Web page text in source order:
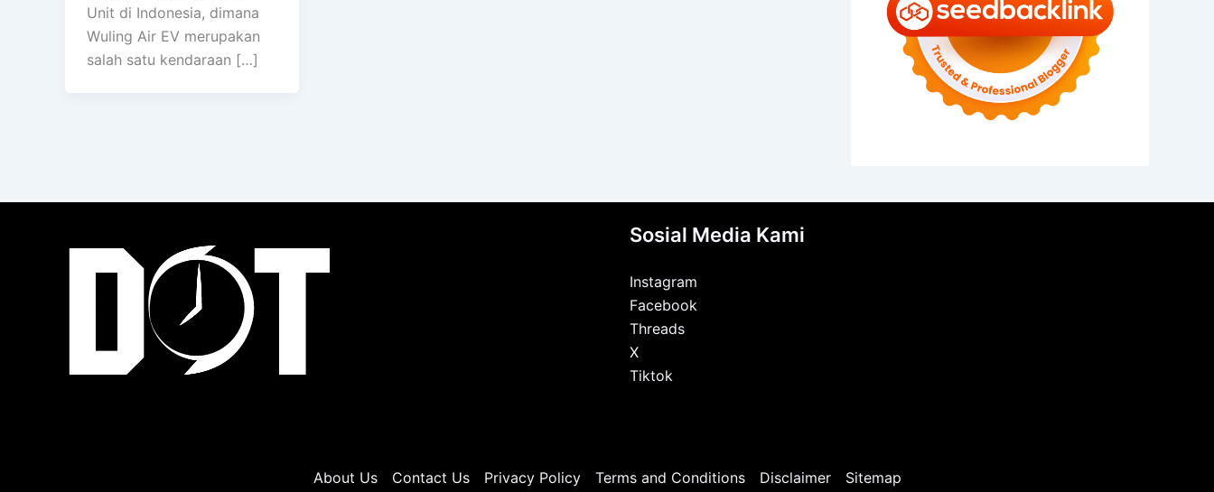
Unit di Indonesia, dimana
Wuling Air EV merupakan
salah satu kendaraan […]
Sosial Media Kami
Instagram
Facebook
Threads
X
Tiktok
About Us Contact Us Privacy Policy Terms and Conditions Disclaimer Sitemap